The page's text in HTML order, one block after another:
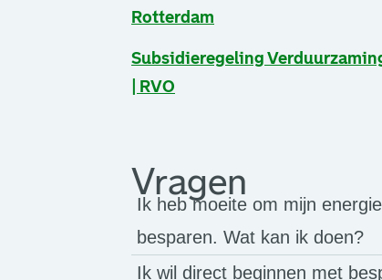
Rotterdam
Subsidieregeling
| RVO
. Link opent een externe pagina
Vragen
Ik heb moeite om mijn
besparen. Wat kan ik doen?
Ik wil direct beginnen met